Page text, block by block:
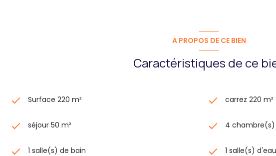
A PROPOS DE CE BIEN
Caractéristiques de ce
Surface 220 m² carrez 220 m²
séjour 50 m² 4 chambre(s)
1 salle(s) de bain 1 salle(s) d'eau